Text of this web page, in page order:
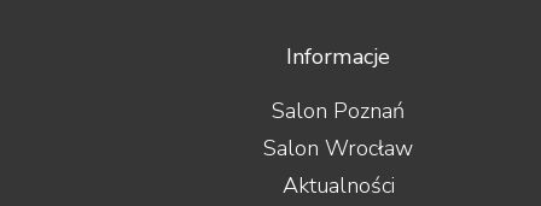
Informacje
Salon Poznań
Salon Wrocław
Aktualności